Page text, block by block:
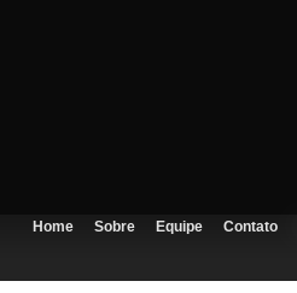
Home Sobre Equipe Contato